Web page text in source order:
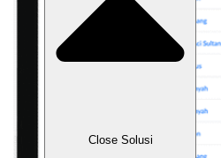
Close Solusi